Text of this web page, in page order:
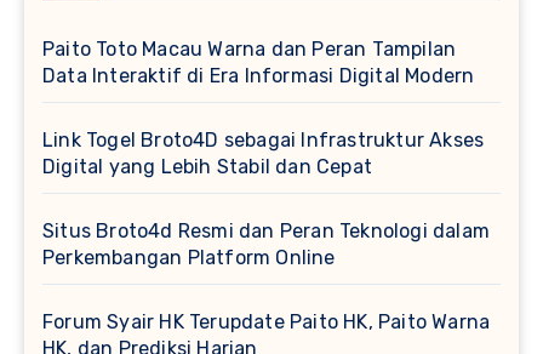
Paito Toto Macau Warna dan Peran Tampilan
Data Interaktif di Era Informasi Digital Modern
Link Togel Broto4D sebagai Infrastruktur Akses
Digital yang Lebih Stabil dan Cepat
Situs Broto4d Resmi dan Peran Teknologi dalam
Perkembangan Platform Online
Forum Syair HK Terupdate Paito HK, Paito Warna
HK, dan Prediksi Harian